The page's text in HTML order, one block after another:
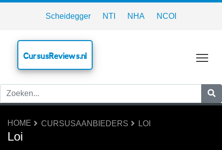
Scheidegger NTI NHA NCOI
CursusReviews.nl
HOME CURSUSAANBIEDERS LOI
Loi